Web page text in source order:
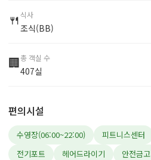
🍴식사
조식(BB)
🏢총 객실 수
407실
편의시설
수영장(06:00~22:00) 피트니스센터
전기포트
헤어드라이기 안전금고